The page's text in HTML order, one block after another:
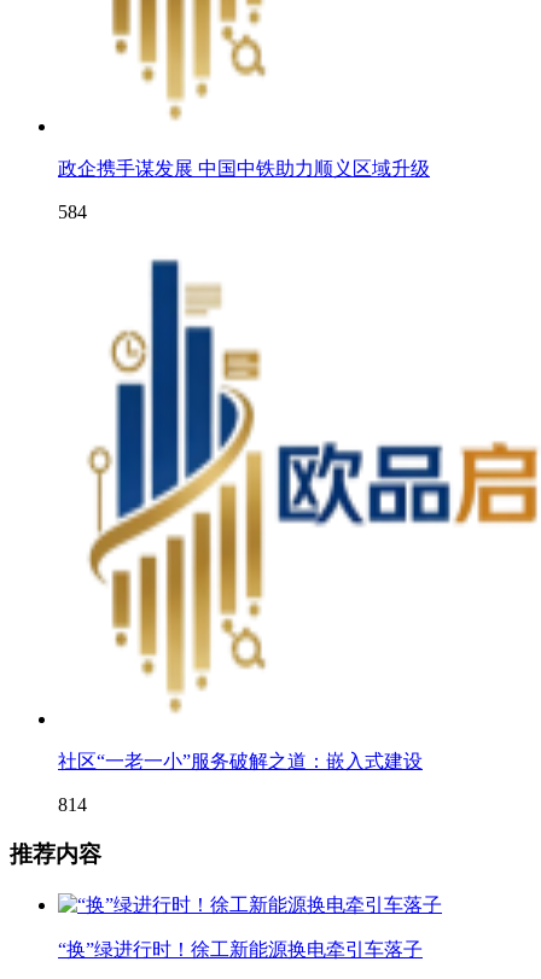
政企携手谋发展 中国中铁助力顺义区域升级
584
社区“一老一小”服务破解之道：嵌入式建设
814
推荐内容
“换”绿进行时！徐工新能源换电牵引车落子